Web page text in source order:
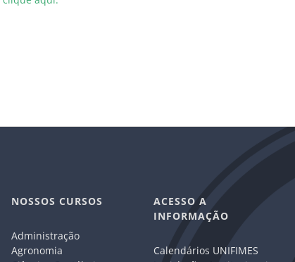
NOSSOS CURSOS
Administração
Agronomia
ACESSO A
INFORMAÇÃO
Calendários UNIFIMES